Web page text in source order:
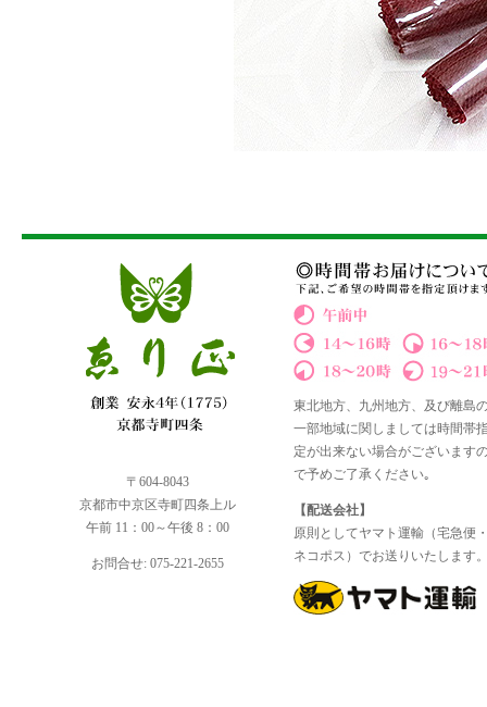
〒604-8043
京都市中京区寺町四条上ル
午前 11：00～午後 8：00
お問合せ: 075-221-2655
東北地方、九州地方、及び離島
一部地域に関しましては時間帯
定が出来ない場合がございます
で予めご了承ください｡
【配送会社】
原則としてヤマト運輸（宅急便
ネコポス）でお送りいたします